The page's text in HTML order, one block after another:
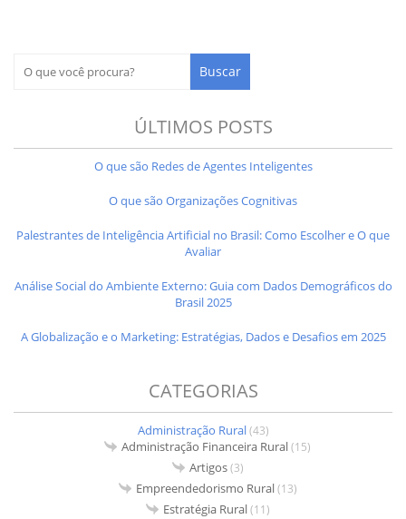
ÚLTIMOS POSTS
O que são Redes de Agentes Inteligentes
O que são Organizações Cognitivas
Palestrantes de Inteligência Artificial no Brasil: Como Escolher e O que
Avaliar
Análise Social do Ambiente Externo: Guia com Dados Demográficos do
Brasil 2025
A Globalização e o Marketing: Estratégias, Dados e Desafios em 2025
CATEGORIAS
Administração Rural(43)
Administração Financeira Rural(15)
Artigos(3)
Empreendedorismo Rural(13)
Estratégia Rural(11)